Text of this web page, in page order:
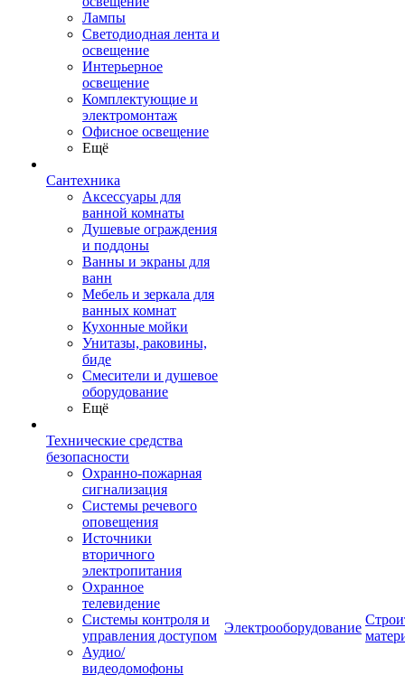
Лампы
Светодиодная лента и
освещение
Интерьерное
освещение
Комплектующие и
электромонтаж
Офисное освещение
Ещё
Сантехника
Аксессуары для
ванной комнаты
Душевые ограждения
и поддоны
Ванны и экраны для
ванн
Мебель и зеркала для
ванных комнат
Кухонные мойки
Унитазы, раковины,
биде
Смесители и душевое
оборудование
Ещё
Технические средства
безопасности
Охранно-пожарная
сигнализация
Системы речевого
оповещения
Источники
вторичного
электропитания
Охранное
телевидение
Системы контроля и
управления доступом
Аудио/
видеодомофоны
Электрооборудование